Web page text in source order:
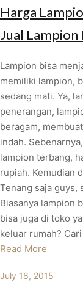
Harga
Jual Lampion
Lampion bisa
memiliki lampion,
sedang mati. Ya,
penerangan,
beragam,
indah.
lampion terbang,
rupiah. Kemudian
Tenang saja guys,
Biasanya lampion
bisa juga di toko
keluar rumah?
Read More
July 18, 2015